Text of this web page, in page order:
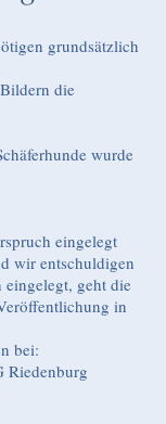
grundsätzlich
die
wurde
eingelegt
wir entschuldigen
geht die
in
bei:
Riedenburg